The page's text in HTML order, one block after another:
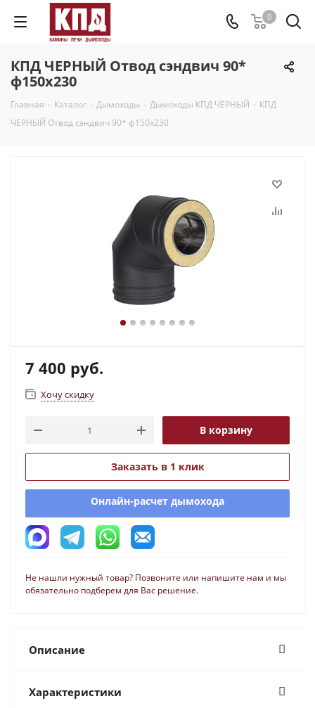
0
КПД ЧЕРНЫЙ Отвод сэндвич 90*
ф150х230
Главная - Каталог - Дымоходы - Дымоходы КПД ЧЕРНЫЙ - КПД
ЧЕРНЫЙ Отвод сэндвич 90* ф150х230
7 400 руб.
Хочу скидку
В корзину
Заказать в 1 клик
Онлайн-расчет дымохода
Не нашли нужный товар? Позвоните или напишите нам и мы
обязательно подберем для Вас решение.
Описание
Характеристики